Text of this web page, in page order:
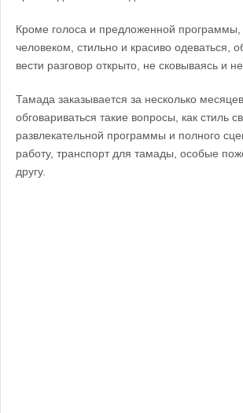
Кроме голоса и предложенной
человеком, стильно и красиво
вести разговор открыто, не сковываясь и
Тамада заказывается за несколько
обговариваться такие вопросы, как стиль
развлекательной программы и полного
работу, транспорт для тамады, особые
другу.